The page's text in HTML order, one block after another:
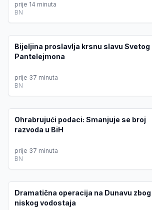
prije 14 minuta
BN
Bijeljina proslavlja krsnu slavu Svetog
Pantelejmona
prije 37 minuta
BN
Ohrabrujući podaci: Smanjuje se broj
razvoda u BiH
prije 37 minuta
BN
Dramatična operacija na Dunavu zbog
niskog vodostaja